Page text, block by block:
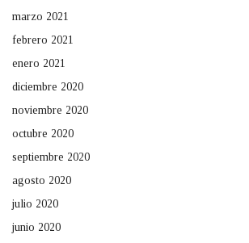
marzo 2021
febrero 2021
enero 2021
diciembre 2020
noviembre 2020
octubre 2020
septiembre 2020
agosto 2020
julio 2020
junio 2020